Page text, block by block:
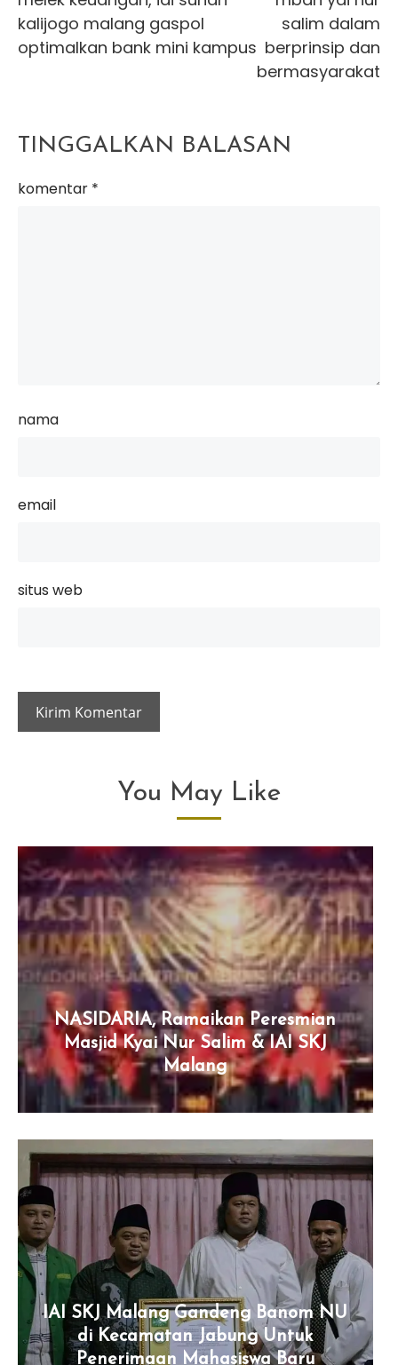
articles
kalijogo malang gaspol
optimalkan bank mini kampus
salim dalam
berprinsip dan
bermasyarakat
TINGGALKAN BALASAN
komentar *
nama
email
situs web
You May Like
NASIDARIA, Ramaikan Peresmian
Masjid Kyai Nur Salim & IAI SKJ
Malang
IAI SKJ Malang Gandeng Banom NU
di Kecamatan Jabung Untuk
Penerimaan Mahasiswa Baru